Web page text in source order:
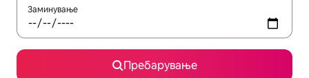
Заминување
Пребарување